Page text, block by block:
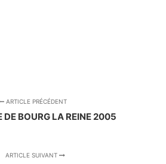
ARTICLE PRÉCÉDENT
DE BOURG LA REINE 2005
ARTICLE SUIVANT